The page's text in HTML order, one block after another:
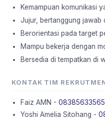
Kemampuan komunikasi
Jujur, bertanggung jawab
Berorientasi pada target
Mampu bekerja dengan
Bersedia di tempatkan di
KONTAK TIM
Faiz AMN -
Yoshi Amelia Sitohang -